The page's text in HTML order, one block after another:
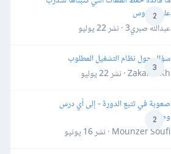
2
على الدروس
عبدالله صبري3 · نشر
22 يوليو
3
سؤال حول نظام التشغيل المطلوب
Zakaria Kh · نشر
22 يوليو
2
صعوبة في تتبع الدورة - إلى أي درس
وصلت؟
Mounzer Soufi · نشر
16 يونيو